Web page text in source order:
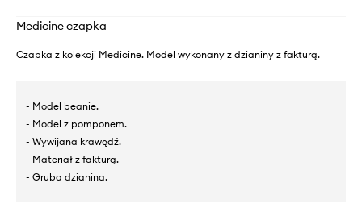
Medicine czapka
Czapka z kolekcji Medicine. Model wykonany z dzianiny z fakturą.
- Model beanie.
- Model z pomponem.
- Wywijana krawędź.
- Materiał z fakturą.
- Gruba dzianina.